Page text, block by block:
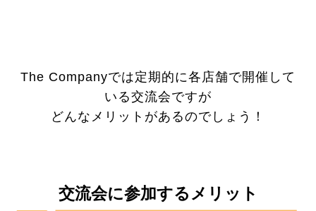
The Companyでは定期的に各店舗で開催して
いる交流会ですが
どんなメリットがあるのでしょう！
交流会に参加するメリット